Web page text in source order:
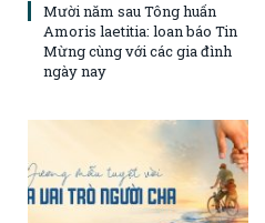
Mười năm sau Tông huấn
Amoris laetitia: loan báo Tin
Mừng cùng với các gia đình
ngày nay